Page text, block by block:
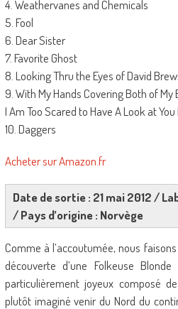
4. Weathervanes and Chemicals
5. Fool
6. Dear Sister
7. Favorite Ghost
8. Looking Thru the Eyes of David
9. With My Hands Covering Both of My
I Am Too Scared to Have A Look at You
10. Daggers
Acheter sur Amazon.fr
Date de sortie : 21 mai 2012 /
/ Pays d’origine : Norvège
Comme à l’accoutumée, nous
découverte d’une Folkeuse
particulièrement joyeux composé
plutôt imaginé venir du Nord du